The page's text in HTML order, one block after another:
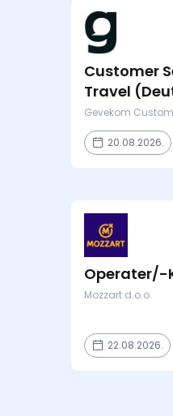
Customer
Travel
Gevekom
20.08.2026.
Operater/-
Mozzart d.o.o.
22.08.2026.